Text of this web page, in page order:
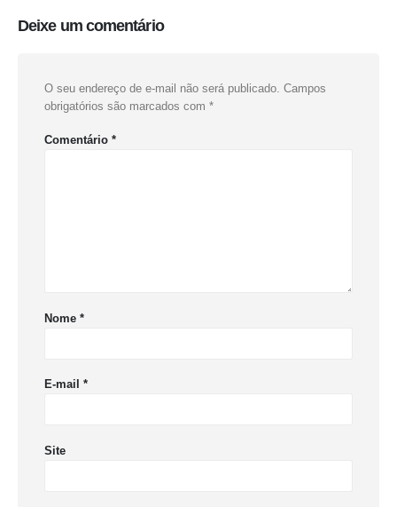
Deixe um comentário
O seu endereço de e-mail não será publicado. Campos
obrigatórios são marcados com *
Comentário *
Nome *
E-mail *
Site